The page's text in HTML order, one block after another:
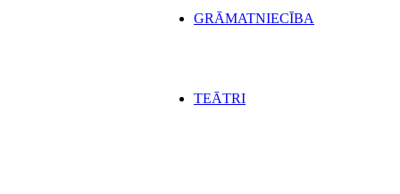
GRĀMATNIECĪBA
TEĀTRI